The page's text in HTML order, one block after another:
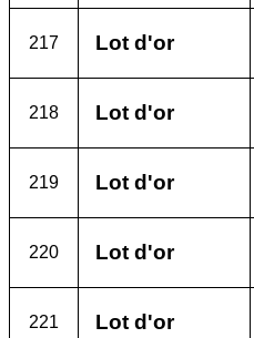
217 Lot d'or
218 Lot d'or
219 Lot d'or
220 Lot d'or
221 Lot d'or